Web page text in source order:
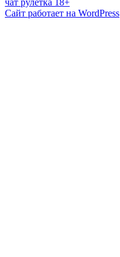
Сайт работает на WordPress